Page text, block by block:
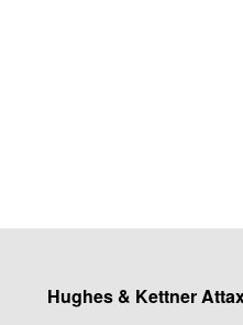
Hughes & Kettner